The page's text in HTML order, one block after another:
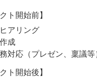
ト開始前】
アリング
成
対応（プレゼン、稟議等
ト開始後】